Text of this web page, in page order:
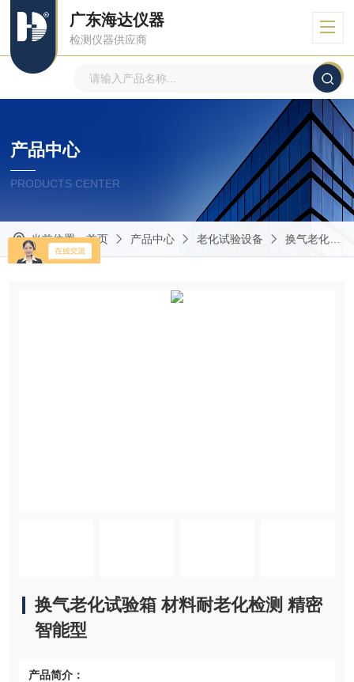
广东海达仪器
检测仪器供应商
产品中心
PRODUCTS CENTER
当前位置：首页 产品中心 老化试验设备 换气老化试验箱
换气老化试验箱 材料耐老化检测 精密
智能型
产品简介：